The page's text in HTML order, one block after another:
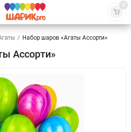
0
/ Набор шаров «Агаты Ассорти»
Ассорти»